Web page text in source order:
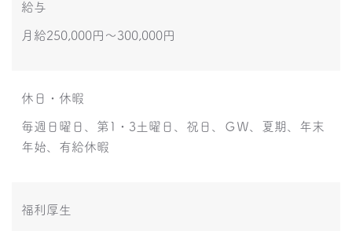
給与
月給250,000円～300,000円
休日・休暇
毎週日曜日、第1・3土曜日、祝日、ＧＷ、夏期、年末
年始、有給休暇
福利厚生